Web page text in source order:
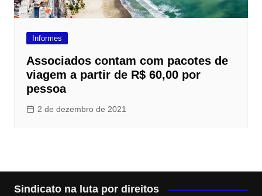
Informes
Associados contam com pacotes de
viagem a partir de R$ 60,00 por
pessoa
2 de dezembro de 2021
Sindicato na luta por direitos